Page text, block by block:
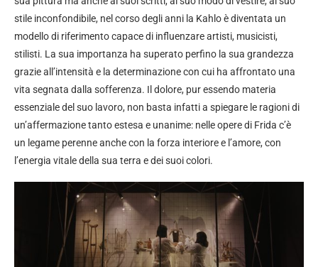
stile inconfondibile, nel corso degli anni la Kahlo è diventata un
modello di riferimento capace di influenzare artisti, musicisti,
stilisti. La sua importanza ha superato perfino la sua grandezza
grazie all’intensità e la determinazione con cui ha affrontato una
vita segnata dalla sofferenza. Il dolore, pur essendo materia
essenziale del suo lavoro, non basta infatti a spiegare le ragioni di
un’affermazione tanto estesa e unanime: nelle opere di Frida c’è
un legame perenne anche con la forza interiore e l’amore, con
l’energia vitale della sua terra e dei suoi colori.